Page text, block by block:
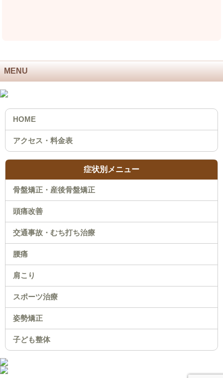
MENU
症状別メニュー
骨盤矯正・産後骨盤矯正
頭痛改善
交通事故・むち打ち治療
腰痛
肩こり
スポーツ治療
姿勢矯正
子ども整体